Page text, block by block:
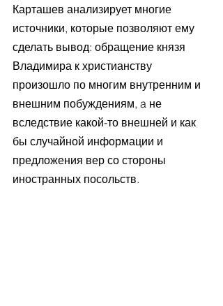
Карташев анализирует многие
источники, которые позволяют ему
сделать вывод: обращение князя
Владимира к христианству
произошло по многим внутренним и
внешним побуждениям, a не
вследствие какой-то внешней и как
бы случайной информации и
предложения вер со стороны
иностранных посольств.